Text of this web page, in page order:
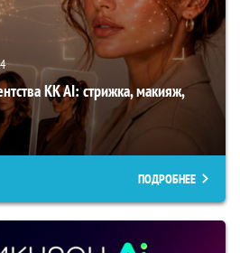
KK AI: стрижка, макияж,
ПОДРОБНЕЕ